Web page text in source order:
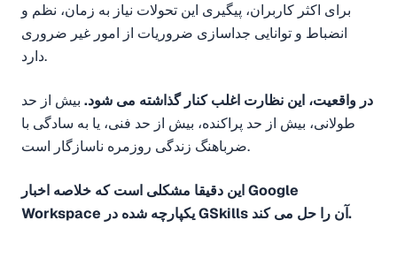
برای اکثر کاربران، پیگیری این تحولات نیاز به زمان، نظم و
انضباط و توانایی جداسازی ضروریات از امور غیر ضروری
دارد.
در واقعیت، این نظارت اغلب کنار گذاشته می شود. بیش از حد
طولانی، بیش از حد پراکنده، بیش از حد فنی، یا به سادگی با
ضرباهنگ زندگی روزمره ناسازگار است.
این دقیقا مشکلی است که خلاصه اخبار Google
Workspace یکپارچه شده در GSkills آن را حل می کند.